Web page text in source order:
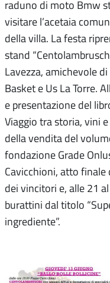
raduno di moto Bmw
visitare l’acetaia
della villa. La festa
stand
Lavezza, amichevole
Basket e Us La Torre.
e presentazione del
Viaggio tra storia, vini
della vendita del
fondazione Grade
Cavicchioni, atto
dei vincitori e, alle 21
burattini dal titolo
ingrediente”.